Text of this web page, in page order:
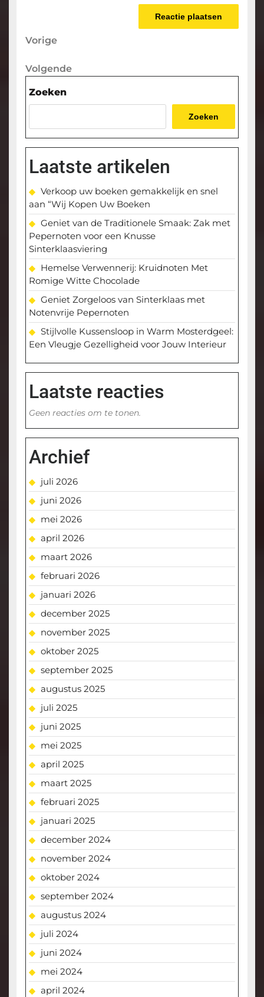
Berichtnavigatie
Vorige
Vorige
Volgende
Volgende
Zoeken
Zoeken
Laatste artikelen
Verkoop uw boeken gemakkelijk en snel
aan “Wij Kopen Uw Boeken
Geniet van de Traditionele Smaak: Zak met
Pepernoten voor een Knusse
Sinterklaasviering
Hemelse Verwennerij: Kruidnoten Met
Romige Witte Chocolade
Geniet Zorgeloos van Sinterklaas met
Notenvrije Pepernoten
Stijlvolle Kussensloop in Warm Mosterdgeel:
Een Vleugje Gezelligheid voor Jouw Interieur
Laatste reacties
Geen reacties om te tonen.
Archief
juli 2026
juni 2026
mei 2026
april 2026
maart 2026
februari 2026
januari 2026
december 2025
november 2025
oktober 2025
september 2025
augustus 2025
juli 2025
juni 2025
mei 2025
april 2025
maart 2025
februari 2025
januari 2025
december 2024
november 2024
oktober 2024
september 2024
augustus 2024
juli 2024
juni 2024
mei 2024
april 2024